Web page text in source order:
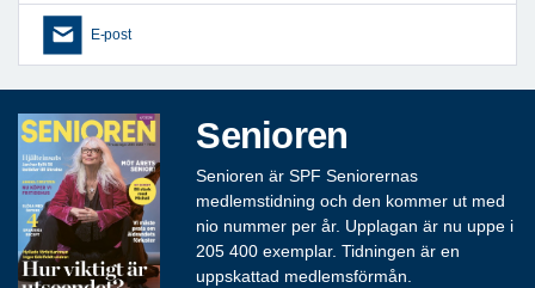
E-post
Senioren
Senioren är SPF Seniorernas
medlemstidning och den kommer ut med
nio nummer per år. Upplagan är nu uppe i
205 400 exemplar. Tidningen är en
uppskattad medlemsförmån.